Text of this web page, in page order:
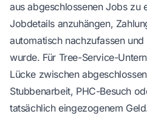
aus abgeschlossenen Jobs zu
Jobdetails anzuhängen,
automatisch nachzufassen
wurde. Für Tree-Service-
Lücke zwischen
Stubbenarbeit, PHC-Besuch
tatsächlich eingezogenem